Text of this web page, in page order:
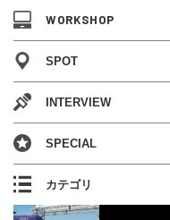
WORKSHOP
SPOT
INTERVIEW
SPECIAL
カテゴリ